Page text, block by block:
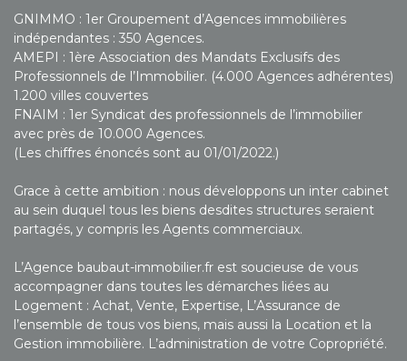
GNIMMO : 1er Groupement d’Agences immobilières
indépendantes : 350 Agences.
AMEPI : 1ère Association des Mandats Exclusifs des
Professionnels de l’Immobilier. (4.000 Agences adhérentes)
1.200 villes couvertes
FNAIM : 1er Syndicat des professionnels de l’immobilier
avec près de 10.000 Agences.
(Les chiffres énoncés sont au 01/01/2022.)
Grace à cette ambition : nous développons un inter cabinet
au sein duquel tous les biens desdites structures seraient
partagés, y compris les Agents commerciaux.
L’Agence baubaut-immobilier.fr est soucieuse de vous
accompagner dans toutes les démarches liées au
Logement : Achat, Vente, Expertise, L’Assurance de
l’ensemble de tous vos biens, mais aussi la Location et la
Gestion immobilière. L’administration de votre Copropriété.